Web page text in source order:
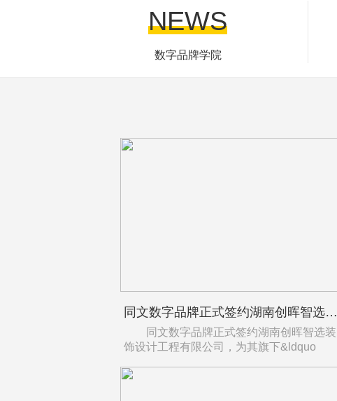
NEWS
数字品牌学院
同文数字品牌正式签约湖南创晖智选装饰设计工程有限公司
同文数字品牌正式签约湖南创晖智选装
饰设计工程有限公司，为其旗下&ldquo